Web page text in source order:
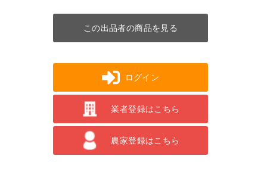
この出品者の商品を見る
ログイン
業者登録はこちら
農家登録はこちら